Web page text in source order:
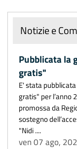
Notizie e
Pubblicata la
gratis"
E' stata
gratis" per l’anno
promossa da
sostegno
"Nidi ....
ven 07 ago,